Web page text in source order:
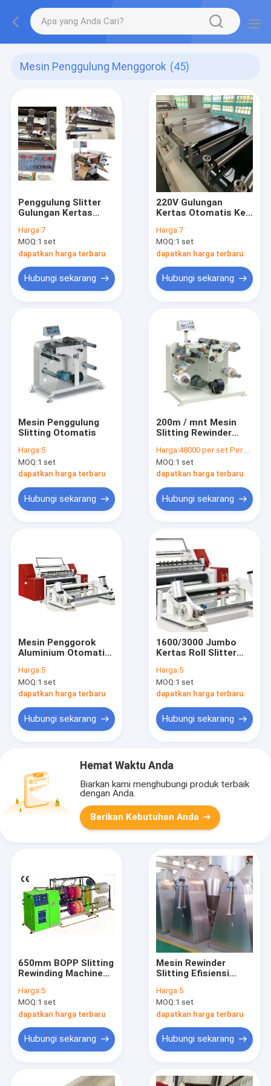
Mesin Penggulung Menggorok (45)
Penggulung Slitter
Gulungan Kertas
Harga:7
MOQ:1 set
dapatkan harga terbaru
Hubungi sekarang
220V Gulungan
Kertas Otomatis Ke
Lembaran
Harga:7
MOQ:1 set
dapatkan harga terbaru
Hubungi sekarang
Mesin Penggulung
Slitting Otomatis
Harga:5
MOQ:1 set
dapatkan harga terbaru
Hubungi sekarang
200m / mnt Mesin
Slitting Rewinder
pencetakan label
Harga:48000 per set Per month
MOQ:1 set
dapatkan harga terbaru
Hubungi sekarang
Mesin Penggorok
Aluminium Otomatis
1000mm 100m / Min
Harga:5
MOQ:1 set
dapatkan harga terbaru
Hubungi sekarang
1600/3000 Jumbo
Kertas Roll Slitter
Mesin Konversi
Kertas Mesin Celah
Kertas untuk
Silikon
Harga:5
MOQ:1 set
dapatkan harga terbaru
Hubungi sekarang
Hemat Waktu Anda
Biarkan kami menghubungi produk terbaik
dengan Anda.
Berikan Kebutuhan Anda
650mm BOPP Slitting
Rewinding Machine
Min
Harga:5
MOQ:1 set
dapatkan harga terbaru
Hubungi sekarang
Mesin Rewinder
Slitting Efisiensi
Pengeringan Bahan
Baterai dan
Pemulihan Pelarut
Organik
Harga:5
MOQ:1 set
dapatkan harga terbaru
Hubungi sekarang